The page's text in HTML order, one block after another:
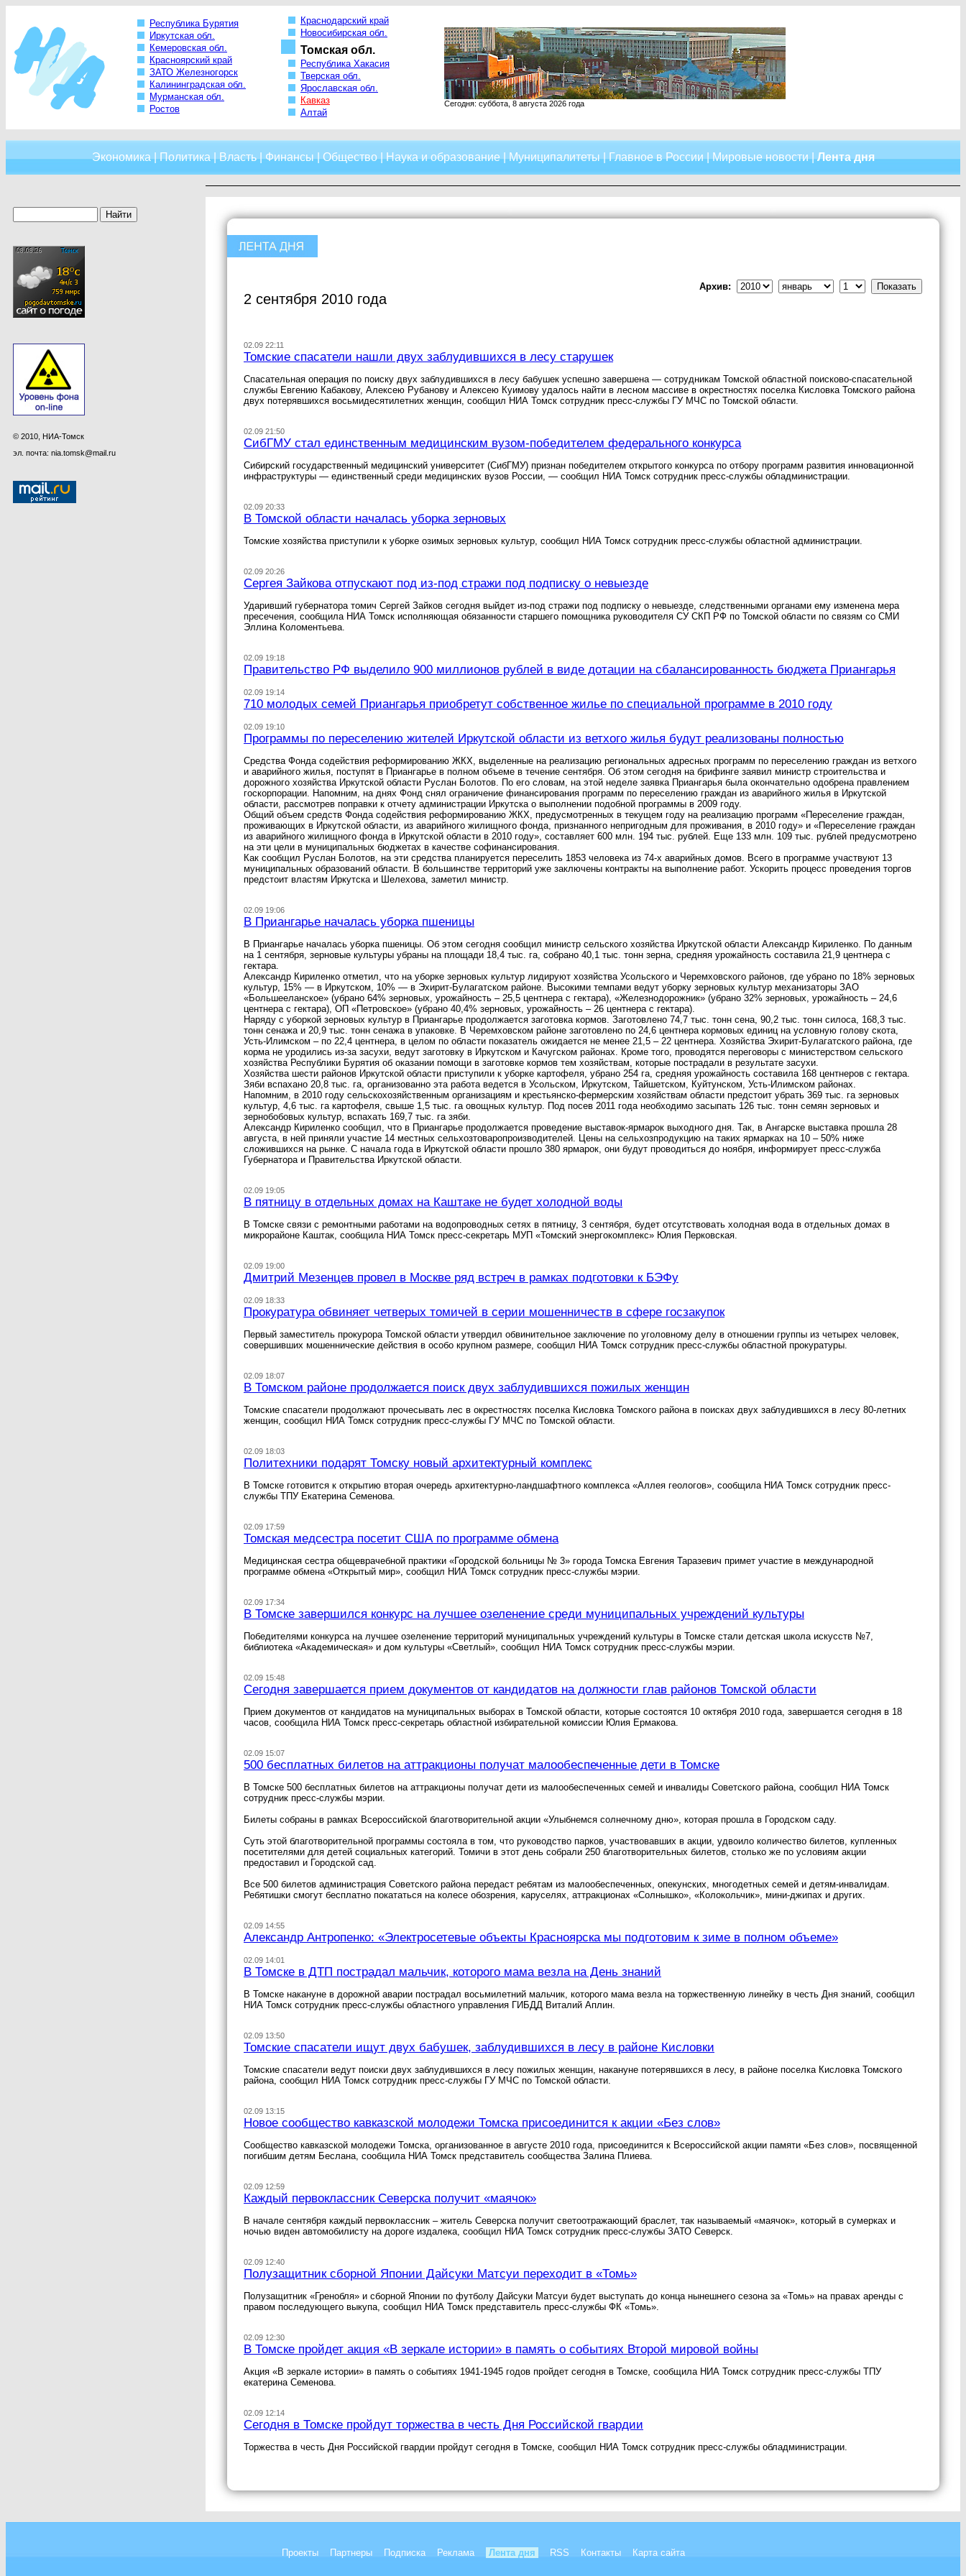
Республика Бурятия
Иркутская обл.
Кемеровская обл.
Красноярский край
ЗАТО Железногорск
Калининградская обл.
Мурманская обл.
Ростов
Краснодарский край
Новосибирская обл.
Томская обл.
Республика Хакасия
Тверская обл.
Ярославская обл.
Кавказ
Алтай
Сегодня: суббота, 8 августа 2026 года
Экономика|Политика|Власть|Финансы|Общество|Наука и образование|Муниципалитеты|Главное в России|Мировые новости|Лента дня
© 2010, НИА-Томск
эл. почта: nia.tomsk@mail.ru
2 сентября 2010 года
Архив:
02.09 22:11
Томские спасатели нашли двух заблудившихся в лесу старушек
Спасательная операция по поиску двух заблудившихся в лесу бабушек успешно завершена — сотрудникам Томской областной поисково-спасательной
службы Евгению Кабакову, Алексею Рубанову и Алексею Куимову удалось найти в лесном массиве в окрестностях поселка Кисловка Томского района
двух потерявшихся восьмидесятилетних женщин, сообщил НИА Томск сотрудник пресс-службы ГУ МЧС по Томской области.
02.09 21:50
СибГМУ стал единственным медицинским вузом-победителем федерального конкурса
Сибирский государственный медицинский университет (СибГМУ) признан победителем открытого конкурса по отбору программ развития инновационной
инфраструктуры — единственный среди медицинских вузов России, — сообщил НИА Томск сотрудник пресс-службы обладминистрации.
02.09 20:33
В Томской области началась уборка зерновых
Томские хозяйства приступили к уборке озимых зерновых культур, сообщил НИА Томск сотрудник пресс-службы областной администрации.
02.09 20:26
Сергея Зайкова отпускают под из-под стражи под подписку о невыезде
Ударивший губернатора томич Сергей Зайков сегодня выйдет из-под стражи под подписку о невыезде, следственными органами ему изменена мера
пресечения, сообщила НИА Томск исполняющая обязанности старшего помощника руководителя СУ СКП РФ по Томской области по связям со СМИ
Эллина Коломентьева.
02.09 19:18
Правительство РФ выделило 900 миллионов рублей в виде дотации на сбалансированность бюджета Приангарья
02.09 19:14
710 молодых семей Приангарья приобретут собственное жилье по специальной программе в 2010 году
02.09 19:10
Программы по переселению жителей Иркутской области из ветхого жилья будут реализованы полностью
Средства Фонда содействия реформированию ЖКХ, выделенные на реализацию региональных адресных программ по переселению граждан из ветхого
и аварийного жилья, поступят в Приангарье в полном объеме в течение сентября. Об этом сегодня на брифинге заявил министр строительства и
дорожного хозяйства Иркутской области Руслан Болотов. По его словам, на этой неделе заявка Приангарья была окончательно одобрена правлением
госкорпорации. Напомним, на днях Фонд снял ограничение финансирования программ по переселению граждан из аварийного жилья в Иркутской
области, рассмотрев поправки к отчету администрации Иркутска о выполнении подобной программы в 2009 году.
Общий объем средств Фонда содействия реформированию ЖКХ, предусмотренных в текущем году на реализацию программ «Переселение граждан,
проживающих в Иркутской области, из аварийного жилищного фонда, признанного непригодным для проживания, в 2010 году» и «Переселение граждан
из аварийного жилищного фонда в Иркутской области в 2010 году», составляет 600 млн. 194 тыс. рублей. Еще 133 млн. 109 тыс. рублей предусмотрено
на эти цели в муниципальных бюджетах в качестве софинансирования.
Как сообщил Руслан Болотов, на эти средства планируется переселить 1853 человека из 74-х аварийных домов. Всего в программе участвуют 13
муниципальных образований области. В большинстве территорий уже заключены контракты на выполнение работ. Ускорить процесс проведения торгов
предстоит властям Иркутска и Шелехова, заметил министр.
02.09 19:06
В Приангарье началась уборка пшеницы
В Приангарье началась уборка пшеницы. Об этом сегодня сообщил министр сельского хозяйства Иркутской области Александр Кириленко. По данным
на 1 сентября, зерновые культуры убраны на площади 18,4 тыс. га, собрано 40,1 тыс. тонн зерна, средняя урожайность составила 21,9 центнера с
гектара.
Александр Кириленко отметил, что на уборке зерновых культур лидируют хозяйства Усольского и Черемховского районов, где убрано по 18% зерновых
культур, 15% — в Иркутском, 10% — в Эхирит-Булагатском районе. Высокими темпами ведут уборку зерновых культур механизаторы ЗАО
«Большееланское» (убрано 64% зерновых, урожайность – 25,5 центнера с гектара), «Железнодорожник» (убрано 32% зерновых, урожайность – 24,6
центнера с гектара), ОП «Петровское» (убрано 40,4% зерновых, урожайность – 26 центнера с гектара).
Наряду с уборкой зерновых культур в Приангарье продолжается заготовка кормов. Заготовлено 74,7 тыс. тонн сена, 90,2 тыс. тонн силоса, 168,3 тыс.
тонн сенажа и 20,9 тыс. тонн сенажа в упаковке. В Черемховском районе заготовлено по 24,6 центнера кормовых единиц на условную голову скота,
Усть-Илимском – по 22,4 центнера, в целом по области показатель ожидается не менее 21,5 – 22 центнера. Хозяйства Эхирит-Булагатского района, где
корма не уродились из-за засухи, ведут заготовку в Иркутском и Качугском районах. Кроме того, проводятся переговоры с министерством сельского
хозяйства Республики Бурятия об оказании помощи в заготовке кормов тем хозяйствам, которые пострадали в результате засухи.
Хозяйства шести районов Иркутской области приступили к уборке картофеля, убрано 254 га, средняя урожайность составила 168 центнеров с гектара.
Зяби вспахано 20,8 тыс. га, организованно эта работа ведется в Усольском, Иркутском, Тайшетском, Куйтунском, Усть-Илимском районах.
Напомним, в 2010 году сельскохозяйственным организациям и крестьянско-фермерским хозяйствам области предстоит убрать 369 тыс. га зерновых
культур, 4,6 тыс. га картофеля, свыше 1,5 тыс. га овощных культур. Под посев 2011 года необходимо засыпать 126 тыс. тонн семян зерновых и
зернобобовых культур, вспахать 169,7 тыс. га зяби.
Александр Кириленко сообщил, что в Приангарье продолжается проведение выставок-ярмарок выходного дня. Так, в Ангарске выставка прошла 28
августа, в ней приняли участие 14 местных сельхозтоваропроизводителей. Цены на сельхозпродукцию на таких ярмарках на 10 – 50% ниже
сложившихся на рынке. С начала года в Иркутской области прошло 380 ярмарок, они будут проводиться до ноября, информирует пресс-служба
Губернатора и Правительства Иркутской области.
02.09 19:05
В пятницу в отдельных домах на Каштаке не будет холодной воды
В Томске связи с ремонтными работами на водопроводных сетях в пятницу, 3 сентября, будет отсутствовать холодная вода в отдельных домах в
микрорайоне Каштак, сообщила НИА Томск пресс-секретарь МУП «Томский энергокомплекс» Юлия Перковская.
02.09 19:00
Дмитрий Мезенцев провел в Москве ряд встреч в рамках подготовки к БЭФу
02.09 18:33
Прокуратура обвиняет четверых томичей в серии мошенничеств в сфере госзакупок
Первый заместитель прокурора Томской области утвердил обвинительное заключение по уголовному делу в отношении группы из четырех человек,
совершивших мошеннические действия в особо крупном размере, сообщил НИА Томск сотрудник пресс-службы областной прокуратуры.
02.09 18:07
В Томском районе продолжается поиск двух заблудившихся пожилых женщин
Томские спасатели продолжают прочесывать лес в окрестностях поселка Кисловка Томского района в поисках двух заблудившихся в лесу 80-летних
женщин, сообщил НИА Томск сотрудник пресс-службы ГУ МЧС по Томской области.
02.09 18:03
Политехники подарят Томску новый архитектурный комплекс
В Томске готовится к открытию вторая очередь архитектурно-ландшафтного комплекса «Аллея геологов», сообщила НИА Томск сотрудник пресс-
службы ТПУ Екатерина Семенова.
02.09 17:59
Томская медсестра посетит США по программе обмена
Медицинская сестра общеврачебной практики «Городской больницы № 3» города Томска Евгения Таразевич примет участие в международной
программе обмена «Открытый мир», сообщил НИА Томск сотрудник пресс-службы мэрии.
02.09 17:34
В Томске завершился конкурс на лучшее озеленение среди муниципальных учреждений культуры
Победителями конкурса на лучшее озеленение территорий муниципальных учреждений культуры в Томске стали детская школа искусств №7,
библиотека «Академическая» и дом культуры «Светлый», сообщил НИА Томск сотрудник пресс-службы мэрии.
02.09 15:48
Сегодня завершается прием документов от кандидатов на должности глав районов Томской области
Прием документов от кандидатов на муниципальных выборах в Томской области, которые состоятся 10 октября 2010 года, завершается сегодня в 18
часов, сообщила НИА Томск пресс-секретарь областной избирательной комиссии Юлия Ермакова.
02.09 15:07
500 бесплатных билетов на аттракционы получат малообеспеченные дети в Томске
В Томске 500 бесплатных билетов на аттракционы получат дети из малообеспеченных семей и инвалиды Советского района, сообщил НИА Томск
сотрудник пресс-службы мэрии.
Билеты собраны в рамках Всероссийской благотворительной акции «Улыбнемся солнечному дню», которая прошла в Городском саду.
Суть этой благотворительной программы состояла в том, что руководство парков, участвовавших в акции, удвоило количество билетов, купленных
посетителями для детей социальных категорий. Томичи в этот день собрали 250 благотворительных билетов, столько же по условиям акции
предоставил и Городской сад.
Все 500 билетов администрация Советского района передаст ребятам из малообеспеченных, опекунских, многодетных семей и детям-инвалидам.
Ребятишки смогут бесплатно покататься на колесе обозрения, каруселях, аттракционах «Солнышко», «Колокольчик», мини-джипах и других.
02.09 14:55
Александр Антропенко: «Электросетевые объекты Красноярска мы подготовим к зиме в полном объеме»
02.09 14:01
В Томске в ДТП пострадал мальчик, которого мама везла на День знаний
В Томске накануне в дорожной аварии пострадал восьмилетний мальчик, которого мама везла на торжественную линейку в честь Дня знаний, сообщил
НИА Томск сотрудник пресс-службы областного управления ГИБДД Виталий Аплин.
02.09 13:50
Томские спасатели ищут двух бабушек, заблудившихся в лесу в районе Кисловки
Томские спасатели ведут поиски двух заблудившихся в лесу пожилых женщин, накануне потерявшихся в лесу, в районе поселка Кисловка Томского
района, сообщил НИА Томск сотрудник пресс-службы ГУ МЧС по Томской области.
02.09 13:15
Новое сообщество кавказской молодежи Томска присоединится к акции «Без слов»
Сообщество кавказской молодежи Томска, организованное в августе 2010 года, присоединится к Всероссийской акции памяти «Без слов», посвященной
погибшим детям Беслана, сообщила НИА Томск представитель сообщества Залина Плиева.
02.09 12:59
Каждый первоклассник Северска получит «маячок»
В начале сентября каждый первоклассник – житель Северска получит светоотражающий браслет, так называемый «маячок», который в сумерках и
ночью виден автомобилисту на дороге издалека, сообщил НИА Томск сотрудник пресс-службы ЗАТО Северск.
02.09 12:40
Полузащитник сборной Японии Дайсуки Матсуи переходит в «Томь»
Полузащитник «Гренобля» и сборной Японии по футболу Дайсуки Матсуи будет выступать до конца нынешнего сезона за «Томь» на правах аренды с
правом последующего выкупа, сообщил НИА Томск представитель пресс-службы ФК «Томь».
02.09 12:30
В Томске пройдет акция «В зеркале истории» в память о событиях Второй мировой войны
Акция «В зеркале истории» в память о событиях 1941-1945 годов пройдет сегодня в Томске, сообщила НИА Томск сотрудник пресс-службы ТПУ
екатерина Семенова.
02.09 12:14
Сегодня в Томске пройдут торжества в честь Дня Российской гвардии
Торжества в честь Дня Российской гвардии пройдут сегодня в Томске, сообщил НИА Томск сотрудник пресс-службы обладминистрации.
Проекты Партнеры Подписка Реклама Лента дня RSS Контакты Карта сайта